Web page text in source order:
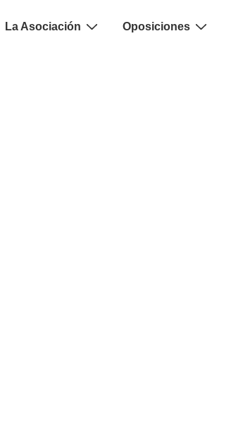
La Asociación Oposiciones